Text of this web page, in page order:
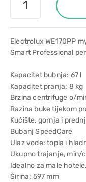
Electrolux WE170PP
Smart Professional
Kapacitet bubnja: 67 l
Kapacitet pranja: 8 kg
Brzina centrifuge o/
Razina buke tijekom
Kućište, gornja i
Bubanj SpeedCare
Ulaz vode: topla i
Ukupno trajanje, min/
Idealno za male
Širina: 597 mm